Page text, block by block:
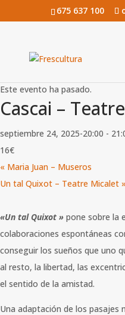
675 637 100
Este evento ha pasado.
Cascai –
septiembre 24, 2025-20:00 -
16€
« Maria Juan – Museros
Un tal Quixot – Teatre Micalet »
«Un tal Quixot » pone sobre la
colaboraciones espontáneas
conseguir los sueños que uno
al resto, la libertad, las
el sentido de la amistad.
Una adaptación de los pasajes